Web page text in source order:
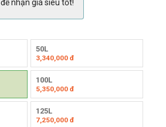
để nhận giá siêu tốt!
50L
3,340,000đ
100L
5,350,000đ
125L
7,250,000đ